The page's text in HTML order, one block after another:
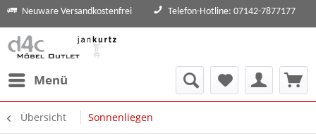
Neuware Versandkostenfrei Telefon-Hotline: 07142-7877177
Menü
Übersicht Sonnenliegen